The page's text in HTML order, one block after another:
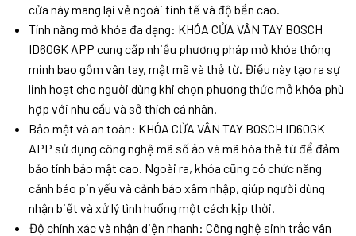
cửa này mang lại vẻ ngoài tinh tế và độ bền cao.
Tính năng mở khóa đa dạng: KHÓA CỬA VÂN TAY BOSCH
ID60GK APP cung cấp nhiều phương pháp mở khóa thông
minh bao gồm vân tay, mật mã và thẻ từ. Điều này tạo ra sự
linh hoạt cho người dùng khi chọn phương thức mở khóa phù
hợp với nhu cầu và sở thích cá nhân.
Bảo mật và an toàn: KHÓA CỬA VÂN TAY BOSCH ID60GK
APP sử dụng công nghệ mã số ảo và mã hóa thẻ từ để đảm
bảo tính bảo mật cao. Ngoài ra, khóa cũng có chức năng
cảnh báo pin yếu và cảnh báo xâm nhập, giúp người dùng
nhận biết và xử lý tình huống một cách kịp thời.
Độ chính xác và nhận diện nhanh: Công nghệ sinh trắc vân